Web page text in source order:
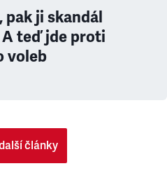
pak ji skandál
teď jde proti
voleb
články